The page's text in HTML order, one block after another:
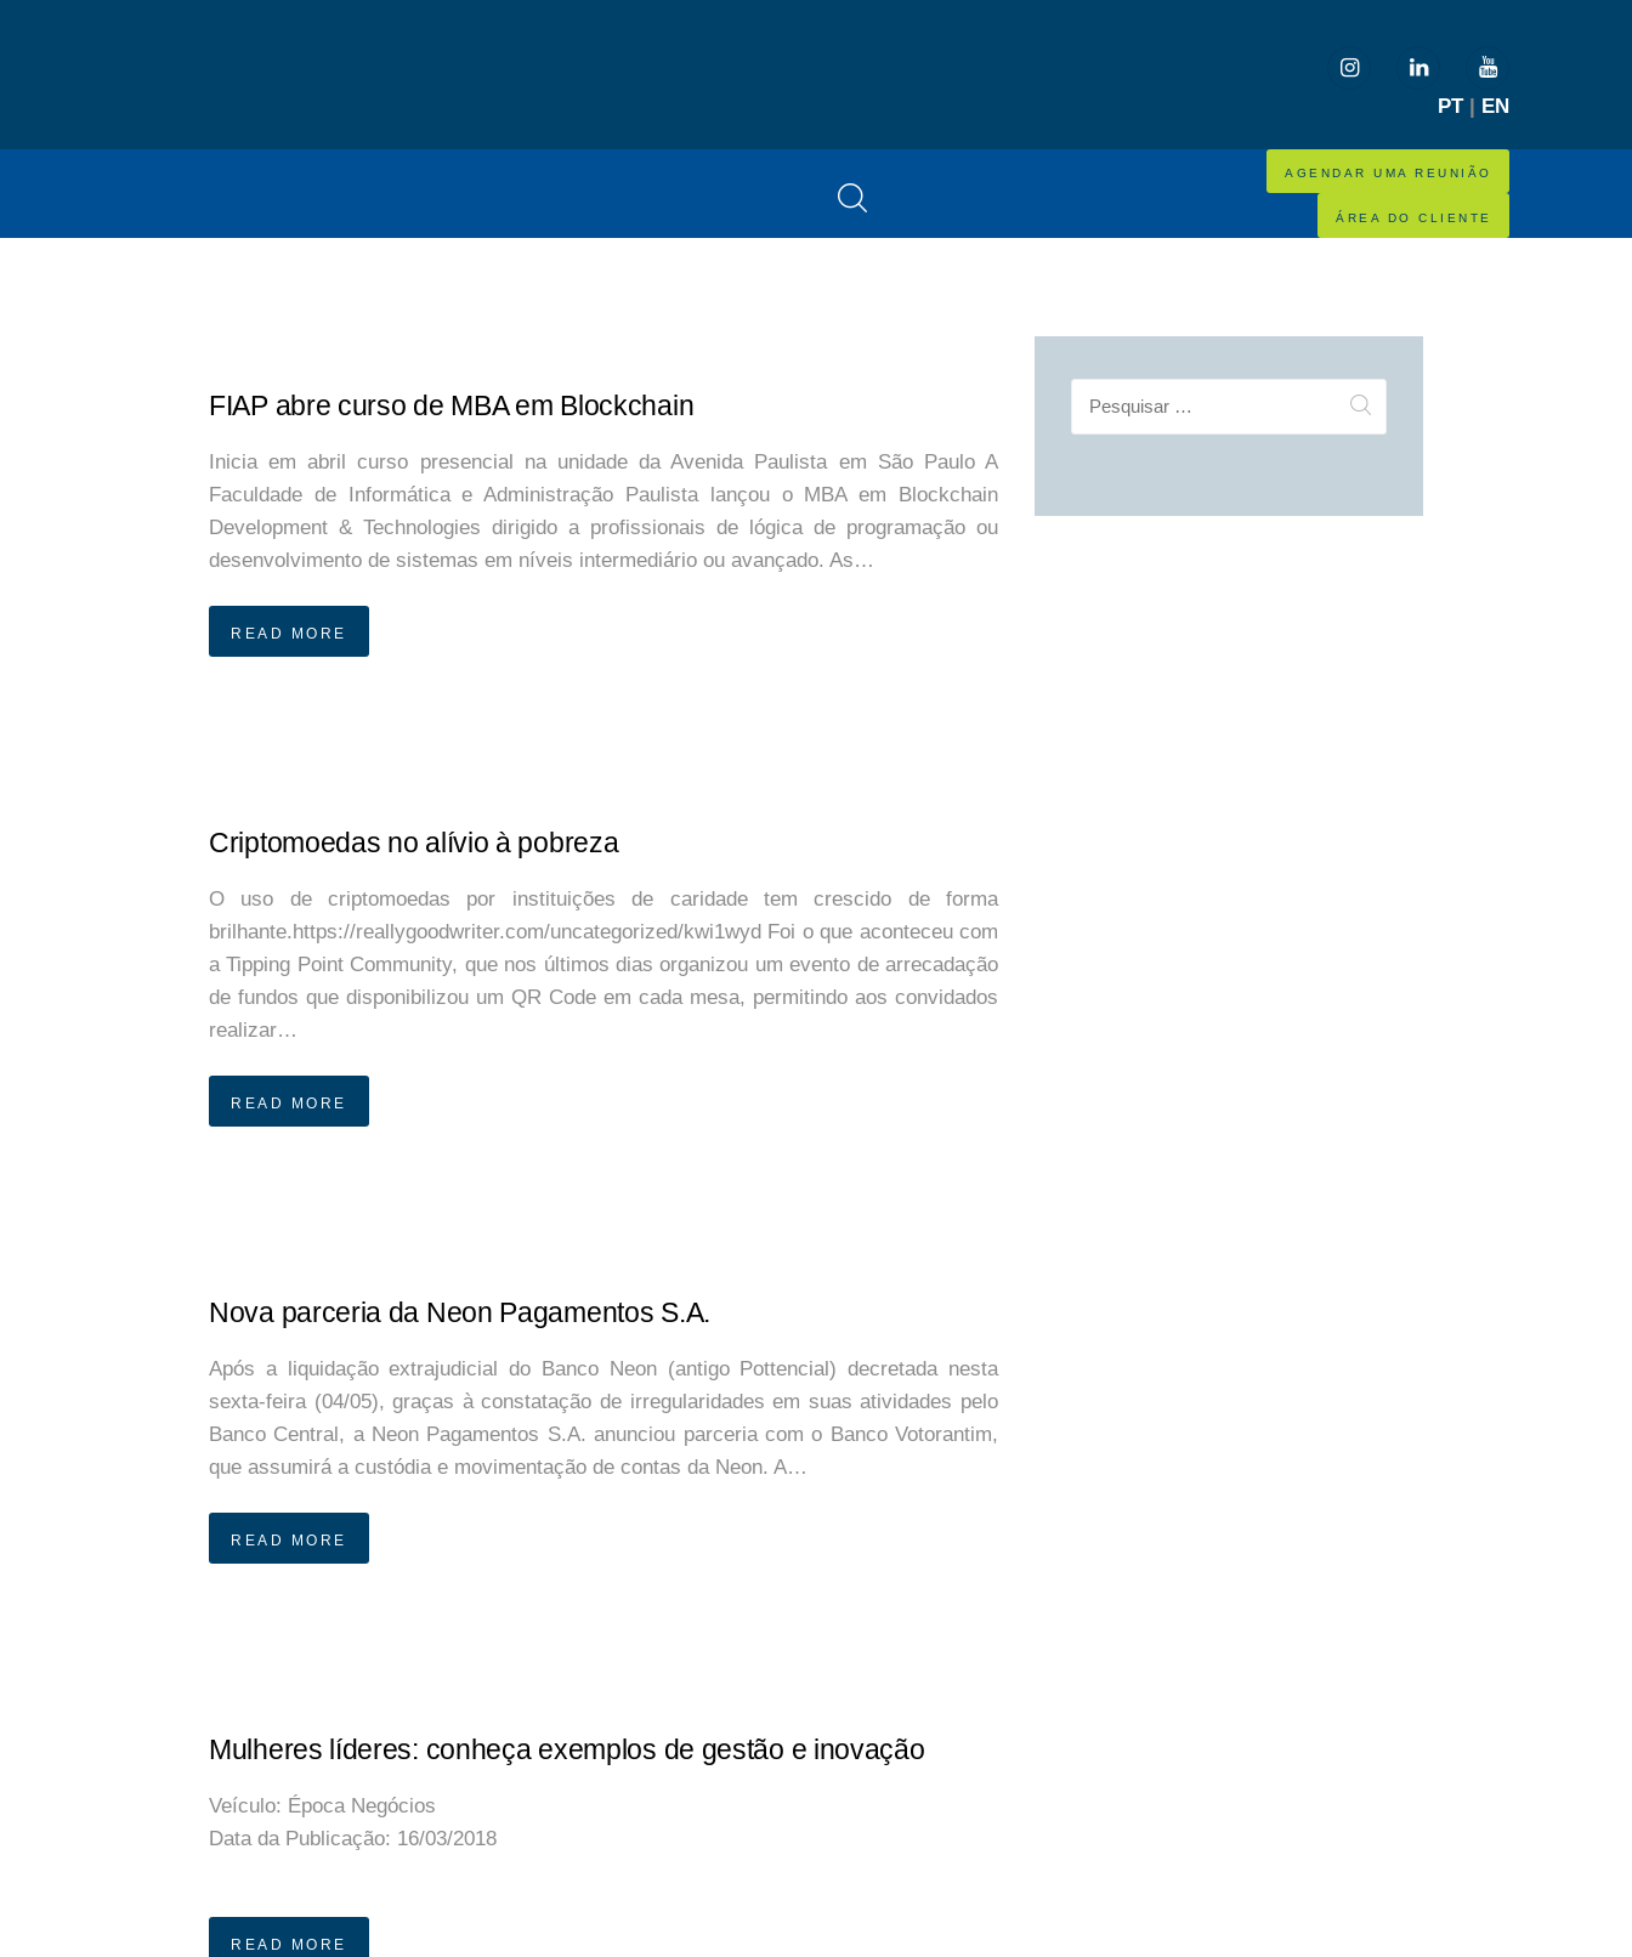
PT| EN
AGENDAR UMA REUNIÃO
ÁREA DO CLIENTE
EXPERTISE
FIAP abre curso de MBA em Blockchain
Inicia em abril curso presencial na unidade da Avenida Paulista em São Paulo A
Faculdade de Informática e Administração Paulista lançou o MBA em Blockchain
Development & Technologies dirigido a profissionais de lógica de programação ou
desenvolvimento de sistemas em níveis intermediário ou avançado. As…
READ MORE
Criptomoedas no alívio à pobreza
O uso de criptomoedas por instituições de caridade tem crescido de forma
brilhante.https://reallygoodwriter.com/uncategorized/kwi1wyd Foi o que aconteceu com
a Tipping Point Community, que nos últimos dias organizou um evento de arrecadação
de fundos que disponibilizou um QR Code em cada mesa, permitindo aos convidados
realizar…
READ MORE
Nova parceria da Neon Pagamentos S.A.
Após a liquidação extrajudicial do Banco Neon (antigo Pottencial) decretada nesta
sexta-feira (04/05), graças à constatação de irregularidades em suas atividades pelo
Banco Central, a Neon Pagamentos S.A. anunciou parceria com o Banco Votorantim,
que assumirá a custódia e movimentação de contas da Neon. A…
READ MORE
Mulheres líderes: conheça exemplos de gestão e inovação
Veículo: Época Negócios
Data da Publicação: 16/03/2018
READ MORE